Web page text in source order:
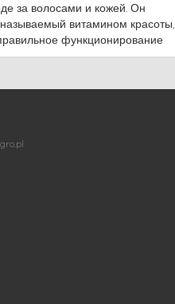
за волосами и кожей. Он
витамином красоты,
функционирование